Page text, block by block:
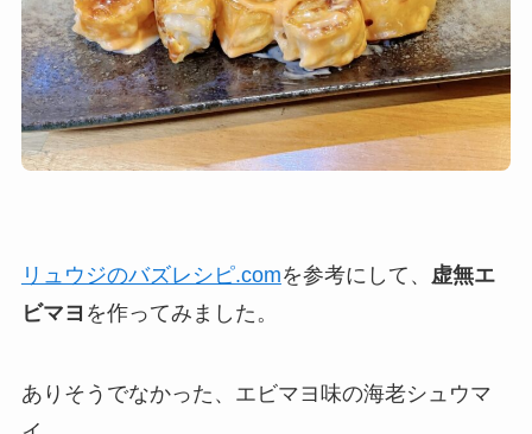
リュウジのバズレシピ.comを参考にして、
虚無エ
ビマヨ を作ってみました。
ありそうでなかった、エビマヨ味の海老シュウマ